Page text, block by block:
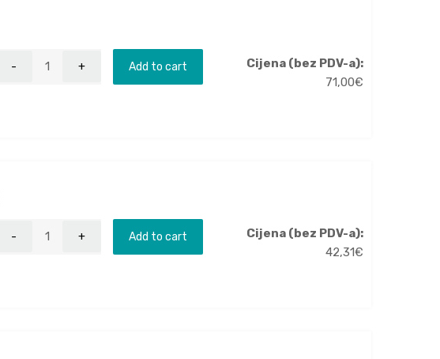
Add to cart
Cijena (bez PDV-a):
71,00€
Add to cart
Cijena (bez PDV-a):
42,31€